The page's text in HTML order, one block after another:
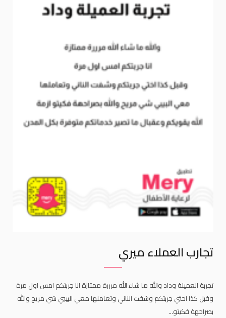
تجارب العملاء ميري
تجربة العميلة وداد والله ما شاء الله مرررة ممتازة انا جربتكم امس اول مرة
وقبل كذا اختي جربتكم وشفت الناني وتعاملها معي البيبي شي مريح والله
بصراحهة فكيتو…